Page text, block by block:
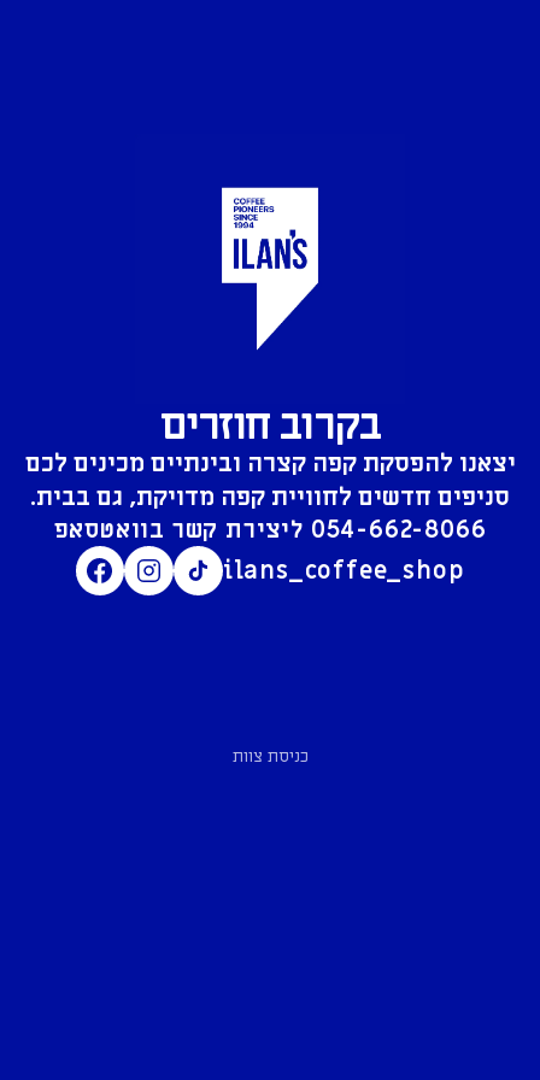
בקרוב חוזרים
יצאנו להפסקת קפה קצרה ובינתיים מכינים לכם
סניפים חדשים לחוויית קפה מדויקת, גם בבית.
054-662-8066
ilans_coffee_shop
כניסת צוות